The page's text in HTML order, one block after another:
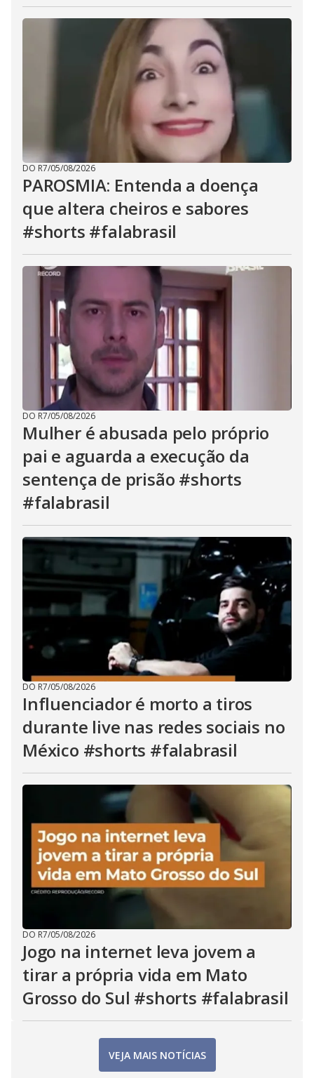
DO R7/05/08/2026
PAROSMIA: Entenda a doença
que altera cheiros e sabores
#shorts #falabrasil
DO R7/05/08/2026
Mulher é abusada pelo próprio
pai e aguarda a execução da
sentença de prisão #shorts
#falabrasil
DO R7/05/08/2026
Influenciador é morto a tiros
durante live nas redes sociais no
México #shorts #falabrasil
DO R7/05/08/2026
Jogo na internet leva jovem a
tirar a própria vida em Mato
Grosso do Sul #shorts #falabrasil
VEJA MAIS NOTÍCIAS